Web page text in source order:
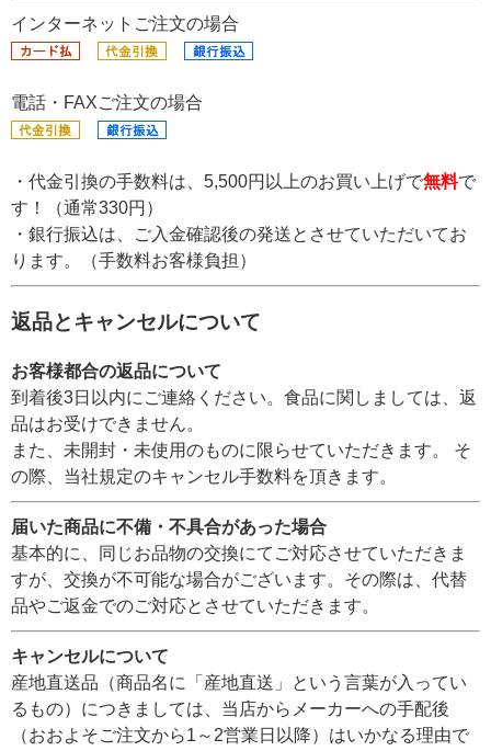
インターネットご注文の場合
電話・FAXご注文の場合
・代金引換の手数料は、5,500円以上のお買い上げで無料で
す！（通常330円）
・銀行振込は、ご入金確認後の発送とさせていただいてお
ります。（手数料お客様負担）
返品とキャンセルについて
お客様都合の返品について
到着後3日以内にご連絡ください。食品に関しましては、返
品はお受けできません。
また、未開封・未使用のものに限らせていただきます。 そ
の際、当社規定のキャンセル手数料を頂きます。
届いた商品に不備・不具合があった場合
基本的に、同じお品物の交換にてご対応させていただきま
すが、交換が不可能な場合がございます。その際は、代替
品やご返金でのご対応とさせていただきます。
キャンセルについて
産地直送品（商品名に「産地直送」という言葉が入ってい
るもの）につきましては、当店からメーカーへの手配後
（おおよそご注文から1～2営業日以降）はいかなる理由で